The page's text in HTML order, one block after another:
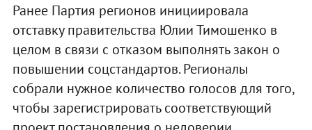
Ранее Партия регионов инициировала
отставку правительства Юлии Тимошенко в
целом в связи с отказом выполнять закон о
повышении соцстандартов. Регионалы
собрали нужное количество голосов для того,
чтобы зарегистрировать соответствующий